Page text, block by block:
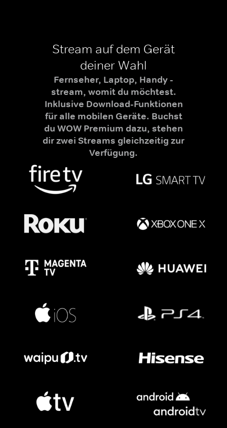
Stream auf dem Gerät
deiner Wahl
Fernseher, Laptop, Handy -
stream, womit du möchtest.
Inklusive Download-Funktionen
für alle mobilen Geräte. Buchst
du WOW Premium dazu, stehen
dir zwei Streams gleichzeitig zur
Verfügung.